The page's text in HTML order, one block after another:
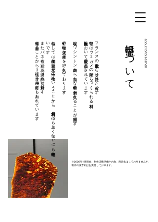
フランスの鼈甲職人から譲り受けた材料です。
鼈甲とはウミガメの甲羅からつくられる材料。
眼鏡業界において最上級の品質とされています。
現在はワシントン条約から新たな鼈甲の材料を仕入れることが困難です。
弊社の鼈甲は正式な手続きを行い仕入れております。
特徴と
し
て
は
圧倒的な
艶感。
元が
水中の
生物と
い
う
こ
と
か
ら
、
天然材料の
中で
も
珍し
く
汗な
ど
に
も
比較的強
い
で
す
。
​またバネ性も高い為、掛け心地も良い材料です。
修理も出来ることから３世代に渡り使用が可能とも言われています。​
※2026年1月現在、制作環境準備中の為、商品化はしておりませんが、
制作の仮予約はお受付しております。
鼈甲について about tortoiseshell